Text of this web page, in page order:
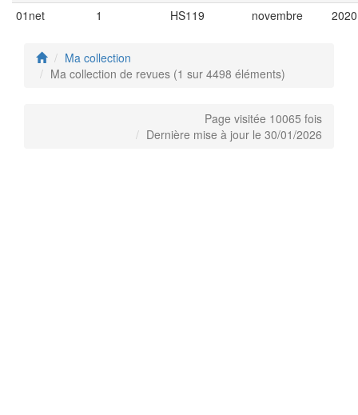
01net
1 HS119 novembre 2020
Ma collection
Ma collection de revues (1 sur 4498 éléments)
Page visitée 10065 fois
Dernière mise à jour le 30/01/2026